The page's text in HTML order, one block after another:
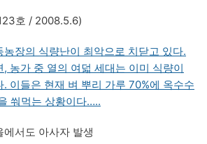
호 / 2008.5.6)
장의 식량난이 최악으로 치닫고 있다.
농가 중 열의 여덟 세대는 이미 식량이
이들은 현재 벼 뿌리 가루 70%에 옥수수
쒀먹는 상황이다…..
서도 아사자 발생